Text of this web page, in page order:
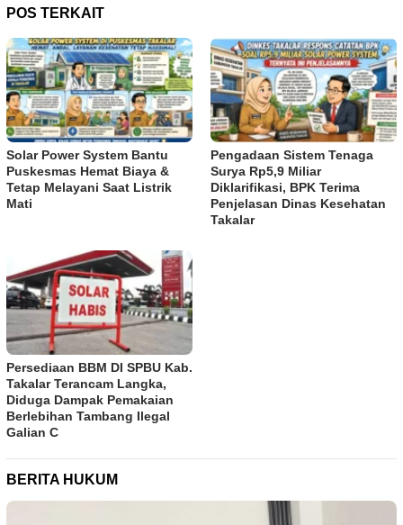
POS TERKAIT
Solar Power System Bantu
Puskesmas Hemat Biaya &
Tetap Melayani Saat Listrik
Mati
Pengadaan Sistem Tenaga
Surya Rp5,9 Miliar
Diklarifikasi, BPK Terima
Penjelasan Dinas Kesehatan
Takalar
Persediaan BBM DI SPBU Kab.
Takalar Terancam Langka,
Diduga Dampak Pemakaian
Berlebihan Tambang Ilegal
Galian C
BERITA HUKUM